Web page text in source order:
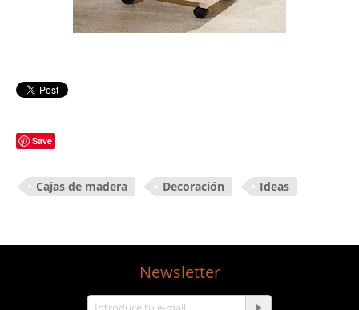
Save
Cajas de madera Decoración Ideas
Newsletter